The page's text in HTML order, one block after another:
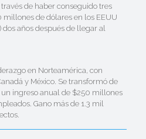
de haber conseguido tres
de dólares en los EEUU
años después de llegar al
en Norteamérica, con
y México. Se transformó de
ingreso anual de $250 millones
Gano más de 1.3 mil